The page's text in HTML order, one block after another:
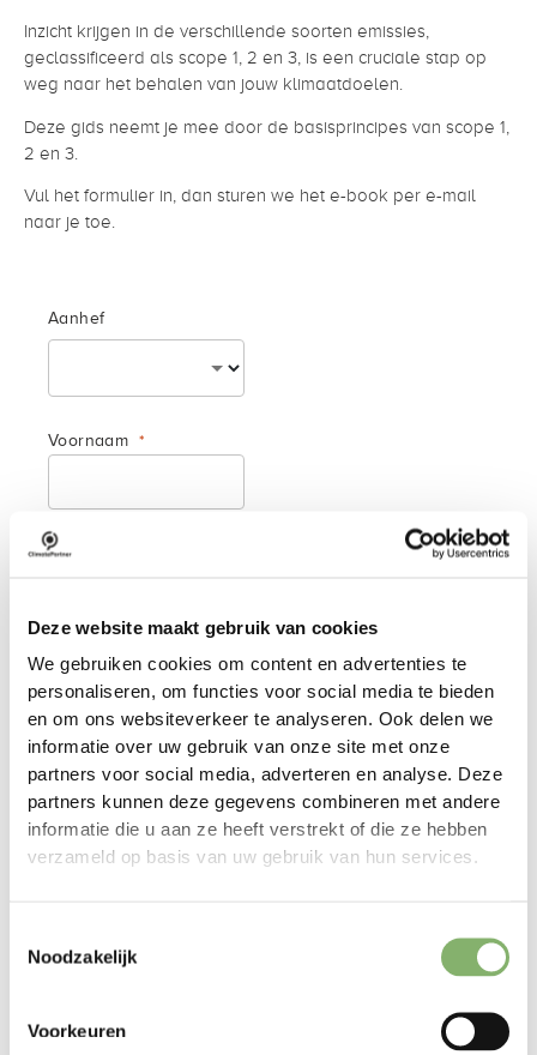
Deze website maakt gebruik van cookies
We gebruiken cookies om content en advertenties te
personaliseren, om functies voor social media te bieden
en om ons websiteverkeer te analyseren. Ook delen we
informatie over uw gebruik van onze site met onze
partners voor social media, adverteren en analyse. Deze
partners kunnen deze gegevens combineren met andere
informatie die u aan ze heeft verstrekt of die ze hebben
verzameld op basis van uw gebruik van hun services.
Noodzakelijk
Voorkeuren
Inzicht krijgen in de verschillende soorten emissies,
geclassificeerd als scope 1, 2 en 3, is een cruciale stap op
weg naar het behalen van jouw klimaatdoelen.
Deze gids neemt je mee door de basisprincipes van scope 1,
2 en 3.
Vul het formulier in, dan sturen we het e-book per e-mail
naar je toe.
Aanhef
Voornaam
Telefoonnummer
Zakelijk e-mailadres